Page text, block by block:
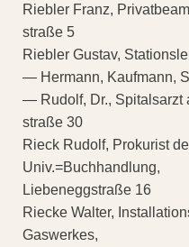
Riebler Franz,
straße 5
Riebler Gustav,
— Hermann, Kaufmann,
— Rudolf, Dr., Spitalsarzt
straße 30
Rieck Rudolf, Prokurist
Univ.=Buchhandlung,
Liebeneggstraße 16
Riecke Walter,
Gaswerkes,